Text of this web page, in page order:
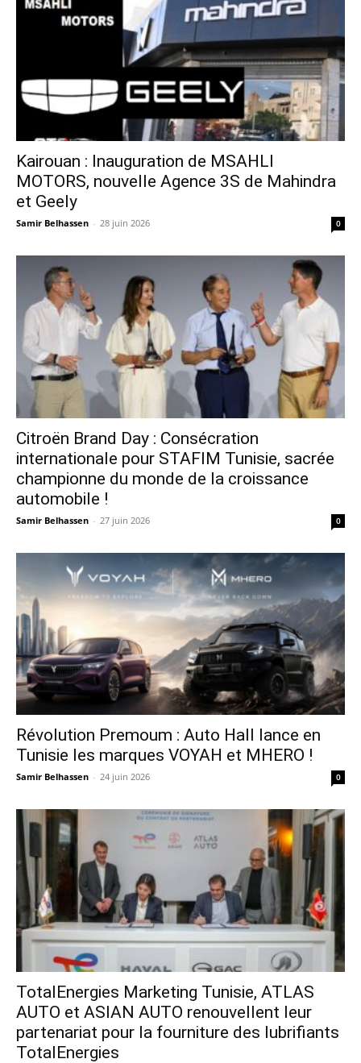
Kairouan : Inauguration de MSAHLI
MOTORS, nouvelle Agence 3S de Mahindra
et Geely
Samir Belhassen - 28 juin 2026 0
Citroën Brand Day : Consécration
internationale pour STAFIM Tunisie, sacrée
championne du monde de la croissance
automobile !
Samir Belhassen - 27 juin 2026 0
Révolution Premoum : Auto Hall lance en
Tunisie les marques VOYAH et MHERO !
Samir Belhassen - 24 juin 2026 0
TotalEnergies Marketing Tunisie, ATLAS
AUTO et ASIAN AUTO renouvellent leur
partenariat pour la fourniture des lubrifiants
TotalEnergies